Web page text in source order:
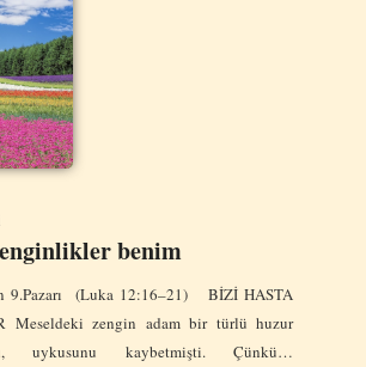
benim
9.Pazarı (Luka 12:16–21) BİZİ HASTA
Meseldeki zengin adam bir türlü huzur
uykusunu kaybetmişti. Çünkü…